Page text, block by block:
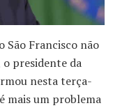
São Francisco não
presidente da
nesta terça-
mais um problema